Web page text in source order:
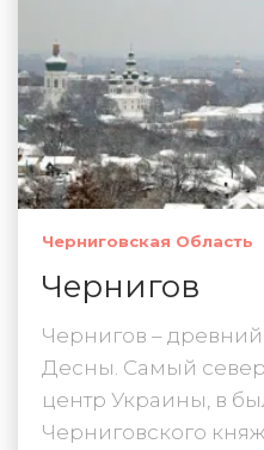
Черниговская Область
Чернигов
Чернигов –
Десны. Самый
центр Украины, в
Черниговского